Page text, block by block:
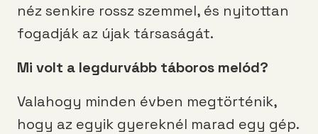
néz senkire rossz szemmel, és nyitottan
fogadják az újak társaságát.
Mi volt a legdurvább táboros melód?
Valahogy minden évben megtörténik,
hogy az egyik gyereknél marad egy gép.